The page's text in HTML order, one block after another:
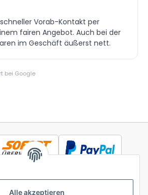
Alle akzeptieren
Vorab-Kontakt per
fairen Angebot. Auch bei der
im Geschäft äußerst nett.
bei Google